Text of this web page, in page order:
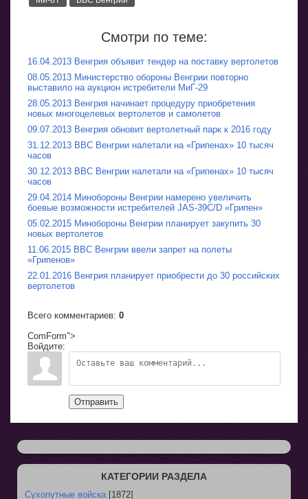
Смотри по теме:
16.04.2013 Венгрия объявит тендер на поставку вертолетов
08.05.2013 Министерство обороны Венгрии повторно
выставило на аукцион истребители МиГ-29
28.05.2013 Венгрия начинает процедуру приобретения
новых многоцелевых вертолетов и самолетов
09.07.2013 Венгрия обновит вертолетный парк к 2016 году
31.12.2013 ВВС Венгрии налетали на «Грипенах» 10 тысяч
часов
30.12.2013 ВВС Венгрии налетали на «Грипенах» 10 тысяч
часов
29.04.2014 Минобороны Венгрии намерено увеличить
боевые возможности истребителей JAS-39C/D «Грипен»
05.02.2015 Минобороны Венгрии планирует закупить 30
новых вертолетов
11.06.2015 ВВС Венгрии ввели запрет на полеты
«Грипенов»
22.01.2016 Венгрия планирует приобрести до 30 российских
вертолетов
Всего комментариев: 0
ComForm">
Войдите:
Отправить
КАТЕГОРИИ РАЗДЕЛА
Сухопутные войска [1872]